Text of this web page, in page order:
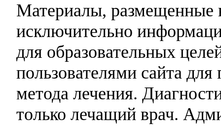
Материалы, размещенные
исключительно
для образовательных
пользователями сайта
метода лечения.
только лечащий врач.